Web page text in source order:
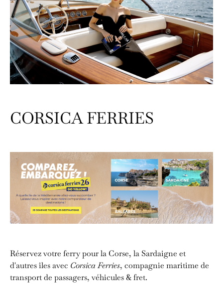
CORSICA FERRIES
Réservez votre ferry pour la Corse, la Sardaigne et
d'autres îles avec Corsica Ferries, compagnie maritime de
transport de passagers, véhicules & fret.